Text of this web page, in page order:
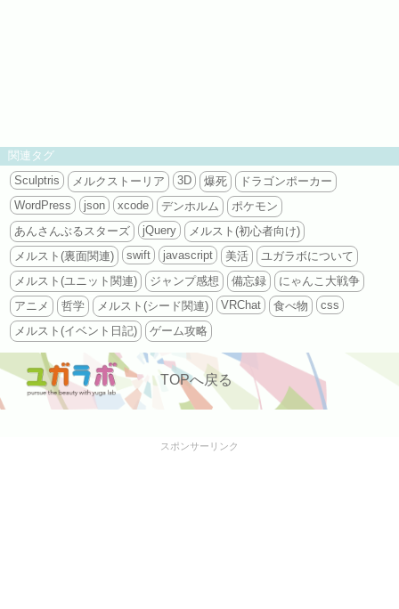
関連タグ
Sculptris
メルクストーリア 3D 爆死
ドラゴンポーカー
WordPress
json xcode デンホルム
ポケモン
あんさんぶるスターズ
jQuery
メルスト(初心者向け)
メルスト(裏面関連)
swift javascript 美活
ユガラボについて
メルスト(ユニット関連)
ジャンプ感想 備忘録
にゃんこ大戦争
アニメ
哲学 メルスト(シード関連) VRChat 食べ物
css
メルスト(イベント日記)
ゲーム攻略
TOPへ戻る
スポンサーリンク